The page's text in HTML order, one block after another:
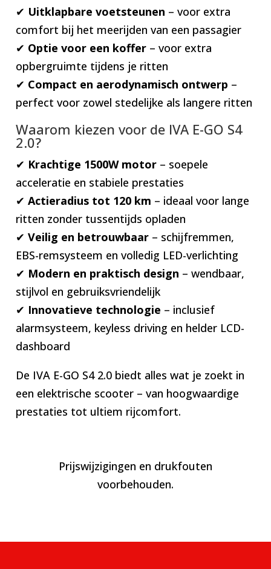
✔ Uitklapbare voetsteunen – voor extra
comfort bij het meerijden van een passagier
✔ Optie voor een koffer – voor extra
opbergruimte tijdens je ritten
✔ Compact en aerodynamisch ontwerp –
perfect voor zowel stedelijke als langere ritten
Waarom kiezen voor de IVA E-GO S4
2.0?
✔ Krachtige 1500W motor – soepele
acceleratie en stabiele prestaties
✔Actieradius tot 120 km – ideaal voor lange
ritten zonder tussentijds opladen
✔Veilig en betrouwbaar – schijfremmen,
EBS-remsysteem en volledig LED-verlichting
✔ Modern en praktisch design – wendbaar,
stijlvol en gebruiksvriendelijk
✔ Innovatieve technologie – inclusief
alarmsysteem, keyless driving en helder LCD-
dashboard
De IVA E-GO S4 2.0 biedt alles wat je zoekt in
een elektrische scooter – van hoogwaardige
prestaties tot ultiem rijcomfort.
Prijswijzigingen en drukfouten
voorbehouden.